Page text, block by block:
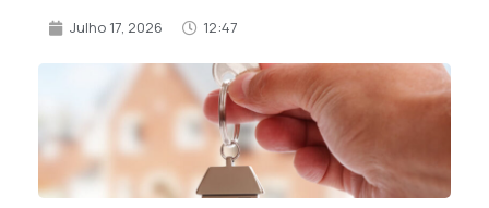
Julho 17, 2026 12:47